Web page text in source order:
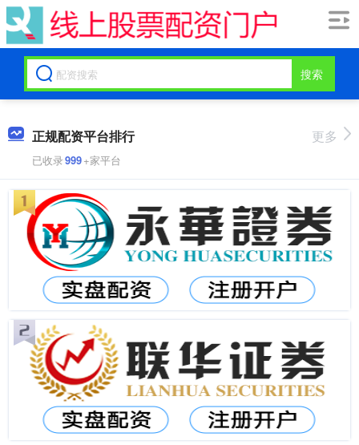
搜索
正规配资平台排行
已收录999+家平台
更多